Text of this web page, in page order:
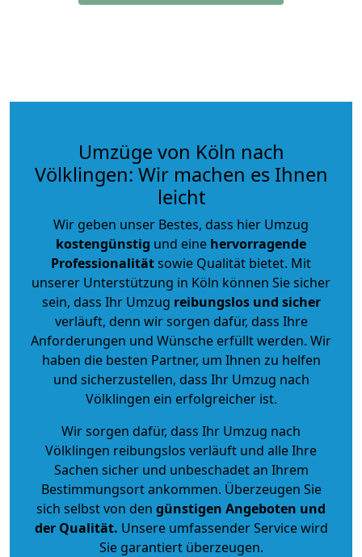
Umzüge von Köln nach
Völklingen: Wir machen es Ihnen
leicht
Wir geben unser Bestes, dass hier Umzug
kostengünstig und eine hervorragende
Professionalitätsowie Qualität bietet. Mit
unserer Unterstützung in Köln können Sie sicher
sein, dass Ihr Umzug reibungslos und sicher
verläuft, denn wir sorgen dafür, dass Ihre
Anforderungen und Wünsche erfüllt werden. Wir
haben die besten Partner, um Ihnen zu helfen
und sicherzustellen, dass Ihr Umzug nach
Völklingen ein erfolgreicher ist.
Wir sorgen dafür, dass Ihr Umzug nach
Völklingen reibungslos verläuft und alle Ihre
Sachen sicher und unbeschadet an Ihrem
Bestimmungsort ankommen. Überzeugen Sie
sich selbst von den günstigen Angeboten und
der Qualität. Unsere umfassender Service wird
Sie garantiert überzeugen.